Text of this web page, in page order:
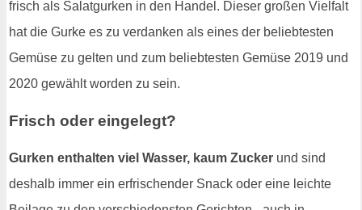
frisch als Salatgurken in den Handel. Dieser großen Vielfalt
hat die Gurke es zu verdanken als eines der beliebtesten
Gemüse zu gelten und zum beliebtesten Gemüse 2019 und
2020 gewählt worden zu sein.
Frisch oder eingelegt?
Gurken enthalten viel Wasser, kaum Zucker und sind
deshalb immer ein erfrischender Snack oder eine leichte